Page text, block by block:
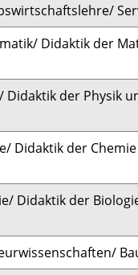
Didaktik der
Didaktik der Physik
Didaktik der
Didaktik der